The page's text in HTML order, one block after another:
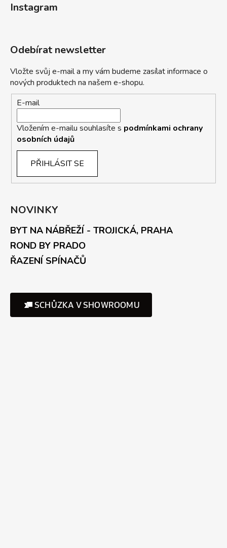
Instagram
Odebírat newsletter
Vložte svůj e-mail a my vám budeme zasílat informace o
nových produktech na našem e-shopu.
E-mail
Vložením e-mailu souhlasíte s podmínkami ochrany
osobních údajů
PŘIHLÁSIT SE
NOVINKY
BYT NA NÁBŘEŽÍ - TROJICKÁ, PRAHA
ROND BY PRADO
ŘAZENÍ SPÍNAČŮ
SCHŮZKA V SHOWROOMU